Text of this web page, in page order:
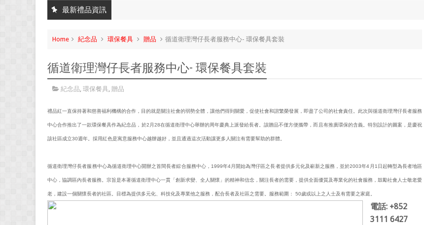
最新禮品資訊
Home 紀念品 環保餐具 贈品 循道衛理灣仔長者服務中心- 環保餐具套裝
循道衛理灣仔長者服務中心- 環保餐具套裝
紀念品, 環保餐具, 贈品
禮品紅一直保持著和慈善福利機構的合作，目的就是關注社會的弱勢全體，讓他們得到關愛，促使社會和諧繁榮發展，即盡了公司的社會責任。此次與循道衛理灣仔長者服務
中心合作推出了一款環保餐具作為紀念品，於2月28在循道衛理中心舉辦的周年慶典上派發給長者。該贈品不僅方便攜帶，而且有推廣環保的含義。特別設計的圖案，是慶祝
該社區成立30週年。採用紅色是寓意服務中心越辦越好，並且通過這次活動讓更多人關注有需要幫助的群體。
循道衛理灣仔長者服務中心為循道衛理中心開辦之首間長者綜合服務中心，1999年4月開始為灣仔區之長者提供多元化及嶄新之服務，並於2003年4月1日起轉型為長者地區
中心，協調區內長者服務。宗旨是本著循道衛理中心一貫「創新求變、全人關懷」的精神和信念，關注長者的需要，提供全面優質及專業化的社會服務，鼓勵社會人士敬老愛
老，建設一個關懷長者的社區。目標為提供多元化、科技化及專業他之服務，配合長者及社區之需要。服務範圍： 50歲或以上之人士及有需要之家庭。
電話: +852
3111 6427